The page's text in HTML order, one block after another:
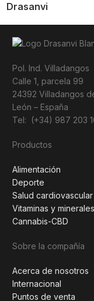
Drasanvi
Pol. Ind. Villadangos
Calle 1, parcela 99
24392 Villadangos
León – España
Tel: (+34) 987 203
Productos
Alimentación
Deporte
Salud cardiovascular
Vitaminas y minerales
Cannabis-CBD
Sobre la compañía
Acerca de nosotros
Internacional
Puntos de venta